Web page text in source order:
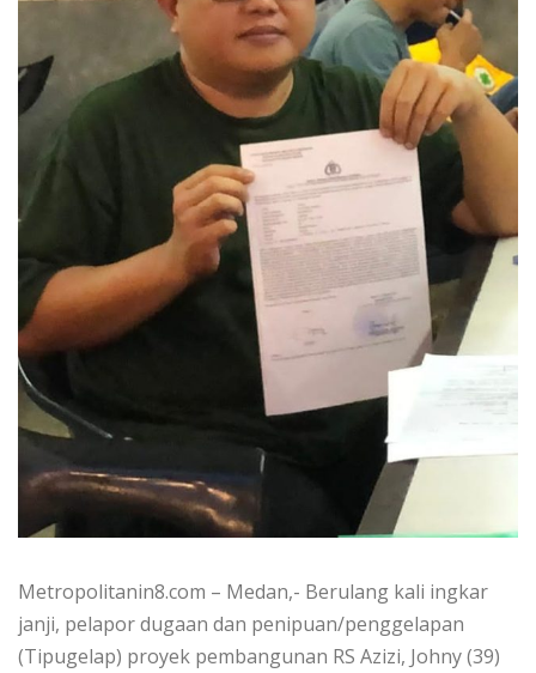
Metropolitanin8.com – Medan,- Berulang kali ingkar
janji, pelapor dugaan dan penipuan/penggelapan
(Tipugelap) proyek pembangunan RS Azizi, Johny (39)